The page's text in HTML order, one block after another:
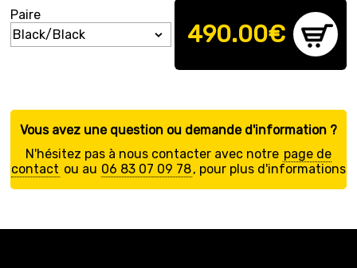
Paire
490.00€
Vous avez une question ou demande d'information ?
N'hésitez pas à nous contacter avec notre page de
contact ou au 06 83 07 09 78, pour plus d'informations